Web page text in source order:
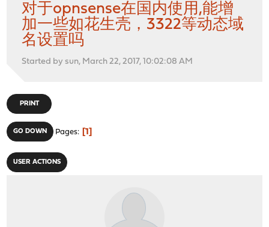
对于opnsense在国内使用,能增
加一些如花生壳，3322等动态域
名设置吗
Started by sun, March 22, 2017, 10:02:08 AM
PRINT
GO DOWN Pages 1
USER ACTIONS